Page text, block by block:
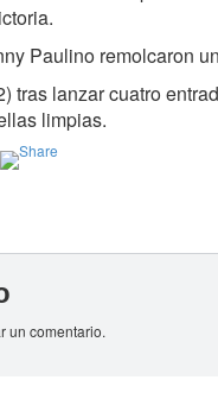
Paulino remolcaron
tras lanzar cuatro
limpias.
un comentario.